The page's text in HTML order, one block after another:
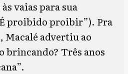
vaias para sua
proibido proibir”). Pra
Macalé advertiu ao
brincando? Três anos